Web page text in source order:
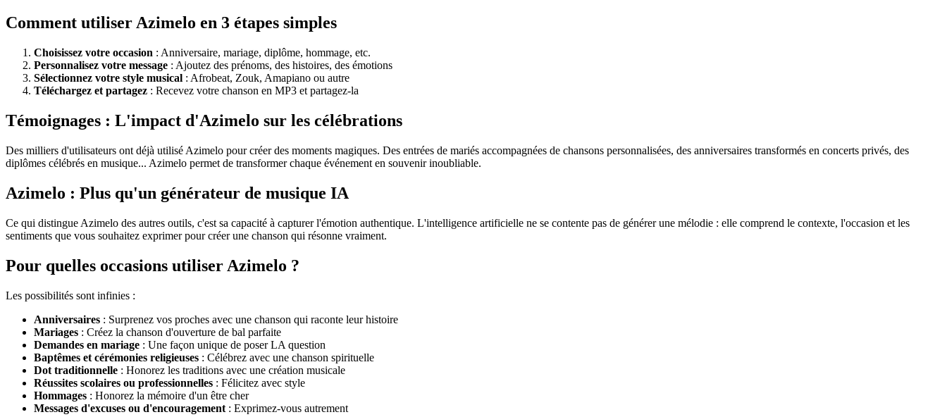
Comment utiliser Azimelo en 3 étapes simples
Choisissez votre occasion : Anniversaire, mariage, diplôme, hommage, etc.
Personnalisez votre message : Ajoutez des prénoms, des histoires, des émotions
Sélectionnez votre style musical : Afrobeat, Zouk, Amapiano ou autre
Téléchargez et partagez : Recevez votre chanson en MP3 et partagez-la
Témoignages : L'impact d'Azimelo sur les célébrations
Des milliers d'utilisateurs ont déjà utilisé Azimelo pour créer des moments magiques. Des entrées de mariés accompagnées de chansons personnalisées, des anniversaires transformés en concerts privés, des
diplômes célébrés en musique... Azimelo permet de transformer chaque événement en souvenir inoubliable.
Azimelo : Plus qu'un générateur de musique IA
Ce qui distingue Azimelo des autres outils, c'est sa capacité à capturer l'émotion authentique. L'intelligence artificielle ne se contente pas de générer une mélodie : elle comprend le contexte, l'occasion et les
sentiments que vous souhaitez exprimer pour créer une chanson qui résonne vraiment.
Pour quelles occasions utiliser Azimelo ?
Les possibilités sont infinies :
Anniversaires : Surprenez vos proches avec une chanson qui raconte leur histoire
Mariages : Créez la chanson d'ouverture de bal parfaite
Demandes en mariage : Une façon unique de poser LA question
Baptêmes et cérémonies religieuses : Célébrez avec une chanson spirituelle
Dot traditionnelle : Honorez les traditions avec une création musicale
Réussites scolaires ou professionnelles : Félicitez avec style
Hommages : Honorez la mémoire d'un être cher
Messages d'excuses ou d'encouragement : Exprimez-vous autrement